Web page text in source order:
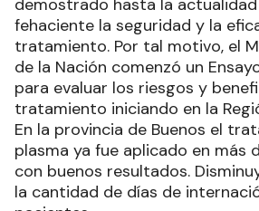
fehaciente la seguridad y la
tratamiento. Por tal motivo, el
de la Nación comenzó un
para evaluar los riesgos y
tratamiento iniciando en la
En la provincia de Buenos el
plasma ya fue aplicado en más
con buenos resultados.
la cantidad de días de